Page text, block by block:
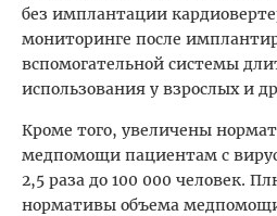
без имплантации
мониторинге после
вспомогательной системы
использования у взрослых и
Кроме того, увеличены
медпомощи пациентам с
2,5 раза до 100 000 человек.
нормативы объема